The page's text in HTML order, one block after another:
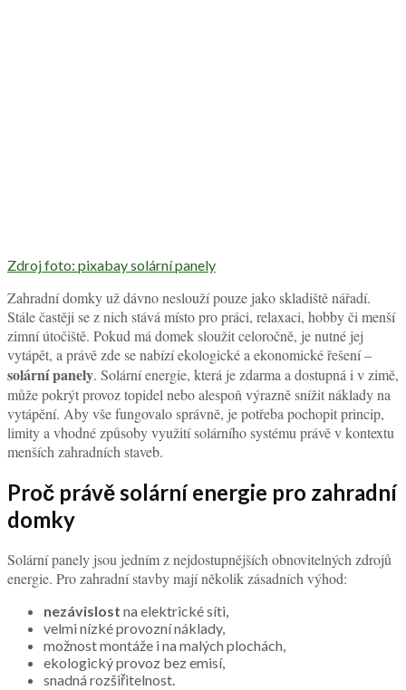
Zdroj foto: pixabay solární panely
Zahradní domky už dávno neslouží pouze jako skladiště nářadí.
Stále častěji se z nich stává místo pro práci, relaxaci, hobby či menší
zimní útočiště. Pokud má domek sloužit celoročně, je nutné jej
vytápět, a právě zde se nabízí ekologické a ekonomické řešení –
solární panely. Solární energie, která je zdarma a dostupná i v zimě,
může pokrýt provoz topidel nebo alespoň výrazně snížit náklady na
vytápění. Aby vše fungovalo správně, je potřeba pochopit princip,
limity a vhodné způsoby využití solárního systému právě v kontextu
menších zahradních staveb.
Proč právě solární energie pro zahradní
domky
Solární panely jsou jedním z nejdostupnějších obnovitelných zdrojů
energie. Pro zahradní stavby mají několik zásadních výhod:
nezávislost na elektrické síti,
velmi nízké provozní náklady,
možnost montáže i na malých plochách,
ekologický provoz bez emisí,
snadná rozšiřitelnost.